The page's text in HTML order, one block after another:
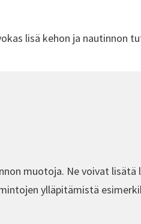
lisä kehon ja nautinnon
muotoja. Ne voivat lisätä
ylläpitämistä